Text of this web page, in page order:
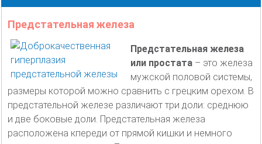
Предстательная железа
Предстательная железа
или простата – это железа
мужской половой системы,
размеры которой можно сравнить с грецким орехом. В
предстательной железе различают три доли: среднюю
и две боковые доли. Предстательная железа
расположена кпереди от прямой кишки и немного